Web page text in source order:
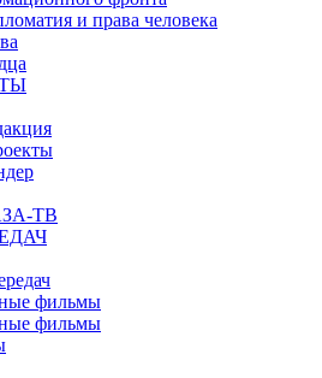
и права человека
ТВ
фильмы
фильмы